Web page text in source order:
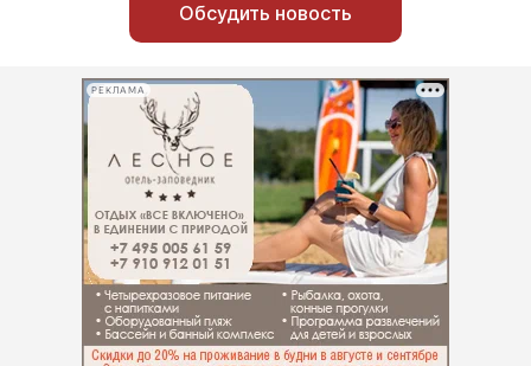
Обсудить новость
РЕКЛАМА